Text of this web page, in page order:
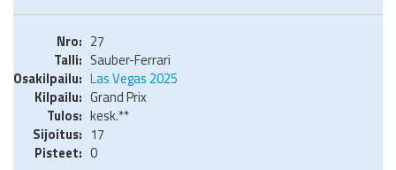
27
Sauber-Ferrari
Las Vegas 2025
Grand Prix
kesk.**
17
0